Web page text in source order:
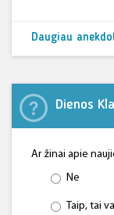
Daugiau
Dienos
Ar žinai apie
Ne
Taip, tai